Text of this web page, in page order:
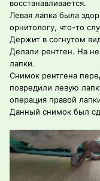
восстанавливается.
Левая лапка была
орнитологу, что-то
Держит в согнутом
Делали рентген. На
лапки.
Снимок рентгена
повредили левую
операция правой
Данный снимок был